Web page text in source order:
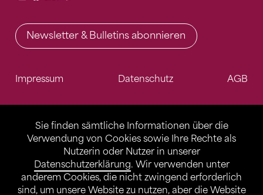
Sie finden sämtliche Informationen über die
Verwendung von Cookies sowie Ihre Rechte als
Nutzerin oder Nutzer in unserer
Datenschutzerklärung. Wir verwenden unter
anderem Cookies, die nicht zwingend erforderlich
sind, um unsere Website zu nutzen, aber die Website
Newsletter & Bulletins abonnieren
Impressum Datenschutz AGB